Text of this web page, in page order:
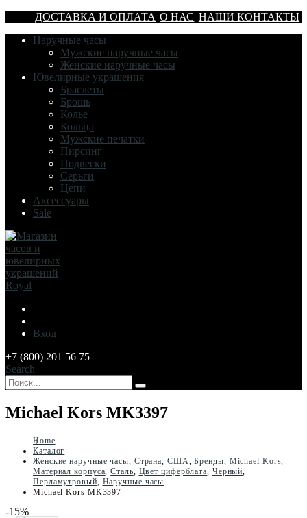
ДОСТАВКА И ОПЛАТА О НАС НАШИ КОНТАКТЫ
Наручные часы
Мужские наручные часы
Женские наручные часы
Ювелирные украшения
Браслеты
Брошь
Колье
Кольца
Мужские печатки
Пирсинг
Подвески
Серьги
Цепи
Аксессуары
Sale
Вход
+7 (800) 201 56 75
Search
Michael Kors MK3397
Home
Каталог
Женские наручные часы, Страна, США,Бренды, Michael Kors,
Материал корпуса,Сталь, Цвет циферблата, Черный,
Перламутровый, Наручные часы
Michael Kors MK3397
-15%